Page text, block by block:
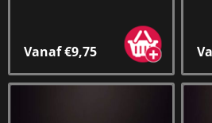
Vanaf €9,75